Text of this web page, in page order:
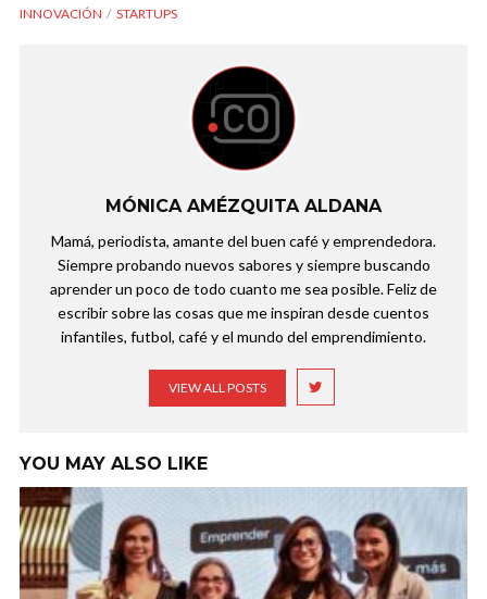
INNOVACIÓN
STARTUPS
MÓNICA AMÉZQUITA ALDANA
Mamá, periodista, amante del buen café y emprendedora.
Siempre probando nuevos sabores y siempre buscando
aprender un poco de todo cuanto me sea posible. Feliz de
escribir sobre las cosas que me inspiran desde cuentos
infantiles, futbol, café y el mundo del emprendimiento.
VIEW ALL POSTS
YOU MAY ALSO LIKE